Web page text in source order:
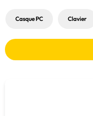
Casque PC Clavier